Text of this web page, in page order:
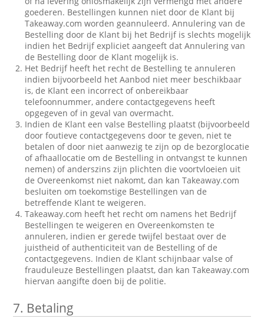
goederen. Bestellingen kunnen niet door de Klant bij
Takeaway.com worden geannuleerd. Annulering van de
Bestelling door de Klant bij het Bedrijf is slechts mogelijk
indien het Bedrijf expliciet aangeeft dat Annulering van
de Bestelling door de Klant mogelijk is.
Het Bedrijf heeft het recht de Bestelling te annuleren
indien bijvoorbeeld het Aanbod niet meer beschikbaar
is, de Klant een incorrect of onbereikbaar
telefoonnummer, andere contactgegevens heeft
opgegeven of in geval van overmacht.
Indien de Klant een valse Bestelling plaatst (bijvoorbeeld
door foutieve contactgegevens door te geven, niet te
betalen of door niet aanwezig te zijn op de bezorglocatie
of afhaallocatie om de Bestelling in ontvangst te kunnen
nemen) of anderszins zijn plichten die voortvloeien uit
de Overeenkomst niet nakomt, dan kan Takeaway.com
besluiten om toekomstige Bestellingen van de
betreffende Klant te weigeren.
Takeaway.com heeft het recht om namens het Bedrijf
Bestellingen te weigeren en Overeenkomsten te
annuleren, indien er gerede twijfel bestaat over de
juistheid of authenticiteit van de Bestelling of de
contactgegevens. Indien de Klant schijnbaar valse of
frauduleuze Bestellingen plaatst, dan kan Takeaway.com
hiervan aangifte doen bij de politie.
7. Betaling